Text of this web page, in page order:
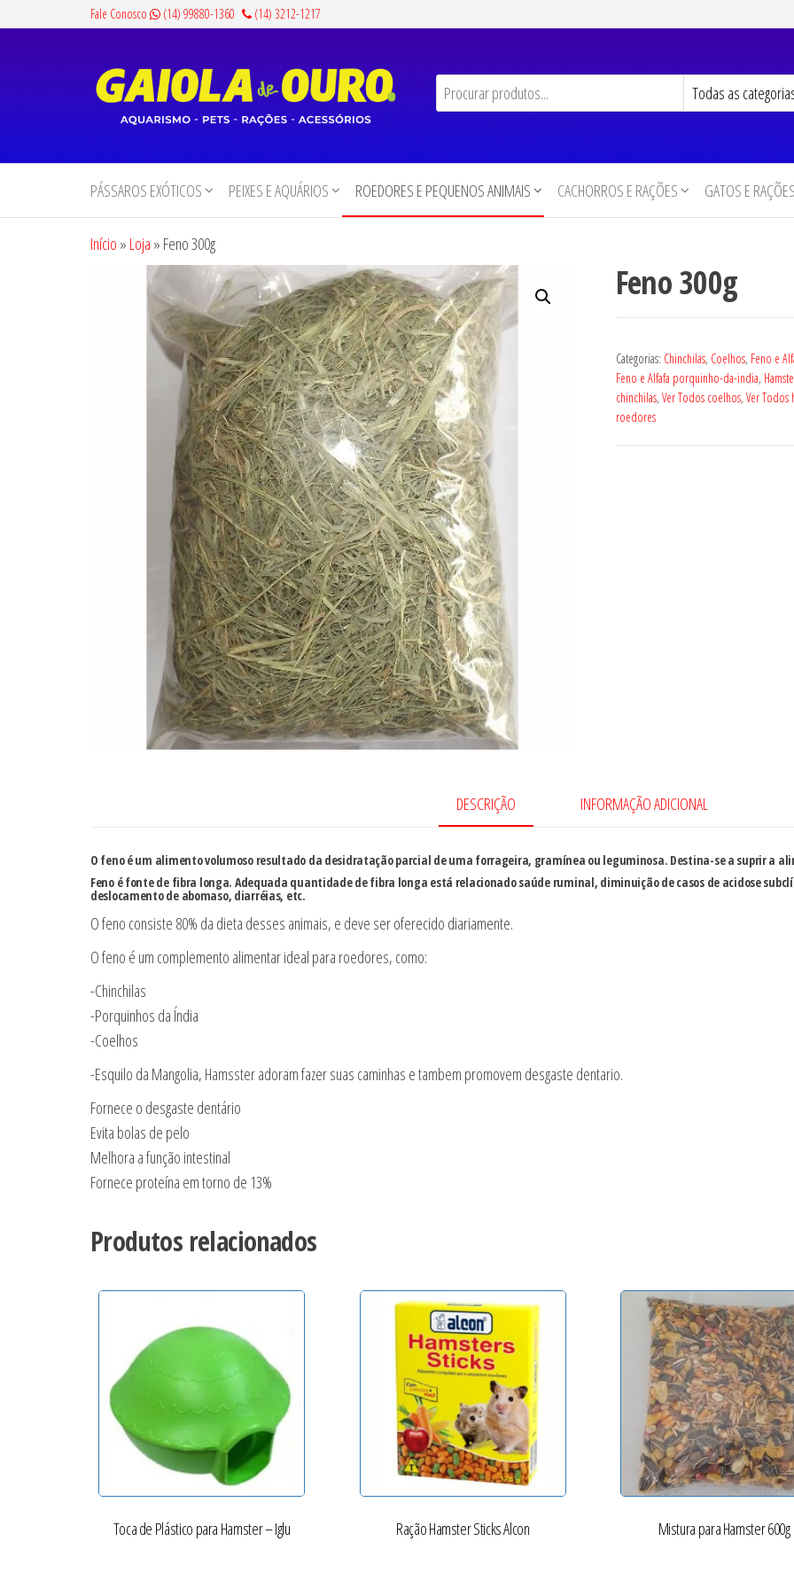
Fale Conosco (14) 99880-1360 (14) 3212-1217
de
Ouro
Pets,
Rações e
PÁSSAROS EXÓTICOS PEIXES E AQUÁRIOS ROEDORES E PEQUENOS ANIMAIS CACHORROS E RAÇÕES GATOS E RAÇÕES
Início » Loja » Feno 300g
Feno 300g
Categorias: Chinchilas, Coelhos, Feno e
Feno e Alfafa porquinho-da-india,
chinchilas, Ver Todos coelhos, Ver Todos
roedores
DESCRIÇÃO INFORMAÇÃO ADICIONAL
O feno é um alimento volumoso resultado da desidratação parcial de uma forrageira, gramínea ou leguminosa. Destina-se a suprir a
Feno é fonte de fibra longa. Adequada quantidade de fibra longa está relacionado saúde ruminal, diminuição de casos de acidose
deslocamento de abomaso, diarréias, etc.
O feno consiste 80% da dieta desses animais, e deve ser oferecido diariamente.
O feno é um complemento alimentar ideal para roedores, como:
-Chinchilas
-Porquinhos da Índia
-Coelhos
-Esquilo da Mangolia, Hamsster adoram fazer suas caminhas e tambem promovem desgaste dentario.
Fornece o desgaste dentário
Evita bolas de pelo
Melhora a função intestinal
Fornece proteína em torno de 13%
Produtos relacionados
Toca de Plástico para Hamster – Iglu Ração Hamster Sticks Alcon Mistura para Hamster 600g